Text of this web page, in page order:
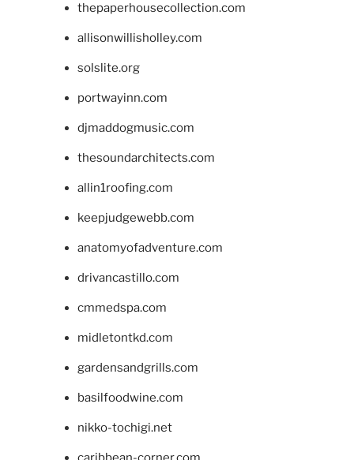
thepaperhousecollection.com
allisonwillisholley.com
solslite.org
portwayinn.com
djmaddogmusic.com
thesoundarchitects.com
allin1roofing.com
keepjudgewebb.com
anatomyofadventure.com
drivancastillo.com
cmmedspa.com
midletontkd.com
gardensandgrills.com
basilfoodwine.com
nikko-tochigi.net